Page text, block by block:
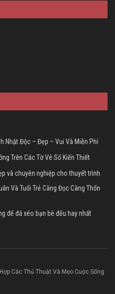
Nhật Độc – Đẹp – Vui Và Miễn Phí
Trên Các Tờ Vé Số Kiến Thiết
và chuyên nghiệp cho thuyết trình
Và Tuổi Trẻ Càng Đọc Càng Thổn
để đá xéo bạn bè đểu hay nhất
Các Thủ Thuật Và Mẹo Cuộc Sống